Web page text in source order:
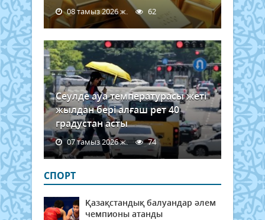
08 тамыз 2026 ж. 62
Сеулде ауа температурасы жеті
жылдан бері алғаш рет 40
градустан асты
07 тамыз 2026 ж. 74
СПОРТ
Қазақстандық балуандар әлем
чемпионы атанды